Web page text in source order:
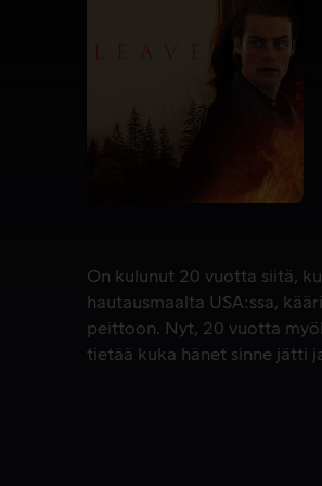
On kulunut 20 vuotta siitä,
On kulunut 20 vuotta siitä,
hautausmaalta USA:ssa,
peittoon. Nyt, 20 vuotta
tietää kuka hänet sinne jätti